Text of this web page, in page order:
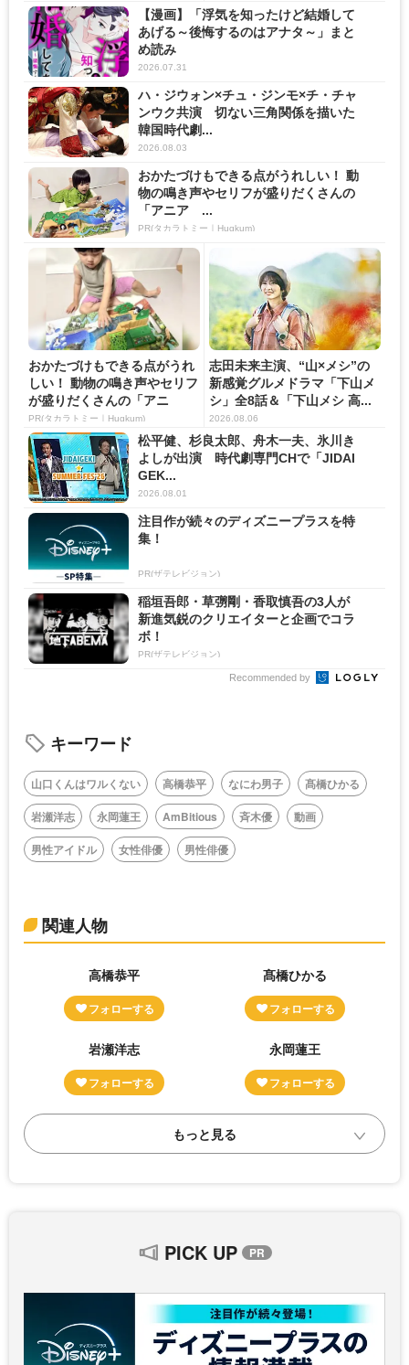
【漫画】「浮気を知ったけど結婚して
あげる～後悔するのはアナタ～」まと
め読み
2026.07.31
ハ・ジウォン×チュ・ジンモ×チ・チャ
ンウク共演 切ない三角関係を描いた
韓国時代劇...
2026.08.03
おかたづけもできる点がうれしい！ 動
物の鳴き声やセリフが盛りだくさんの
「アニア ...
PR(タカラトミー｜Hugkum)
おかたづけもできる点がうれ
しい！ 動物の鳴き声やセリフ
が盛りだくさんの「アニ
ア ...
PR(タカラトミー｜Hugkum)
志田未来主演、“山×メシ”の
新感覚グルメドラマ「下山メ
シ」全8話＆「下山メシ 高...
2026.08.06
松平健、杉良太郎、舟木一夫、氷川き
よしが出演 時代劇専門CHで「JIDAI
GEK...
2026.08.01
注目作が続々のディズニープラスを特
集！
PR(ザテレビジョン)
稲垣吾郎・草彅剛・香取慎吾の3人が
新進気鋭のクリエイターと企画でコラ
ボ！
PR(ザテレビジョン)
Recommended by
キーワード
山口くんはワルくない 高橋恭平 なにわ男子
髙橋ひかる
岩瀬洋志
永岡蓮王 AmBitious 斉木優
動画
男性アイドル
女性俳優 男性俳優
関連人物
高橋恭平 髙橋ひかる
岩瀬洋志 永岡蓮王
PICK UP